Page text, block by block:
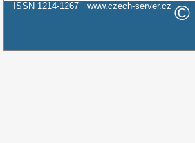
ISSN 1214-1267 www.czech-server.cz ©